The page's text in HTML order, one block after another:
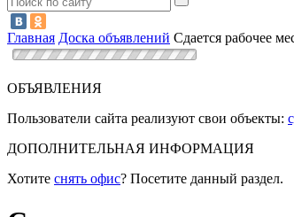
Главная Доска объявлений Сдается рабочее
ОБЪЯВЛЕНИЯ
Пользователи сайта реализуют свои объекты:
ДОПОЛНИТЕЛЬНАЯ ИНФОРМАЦИЯ
Хотите снять офис? Посетите данный раздел.